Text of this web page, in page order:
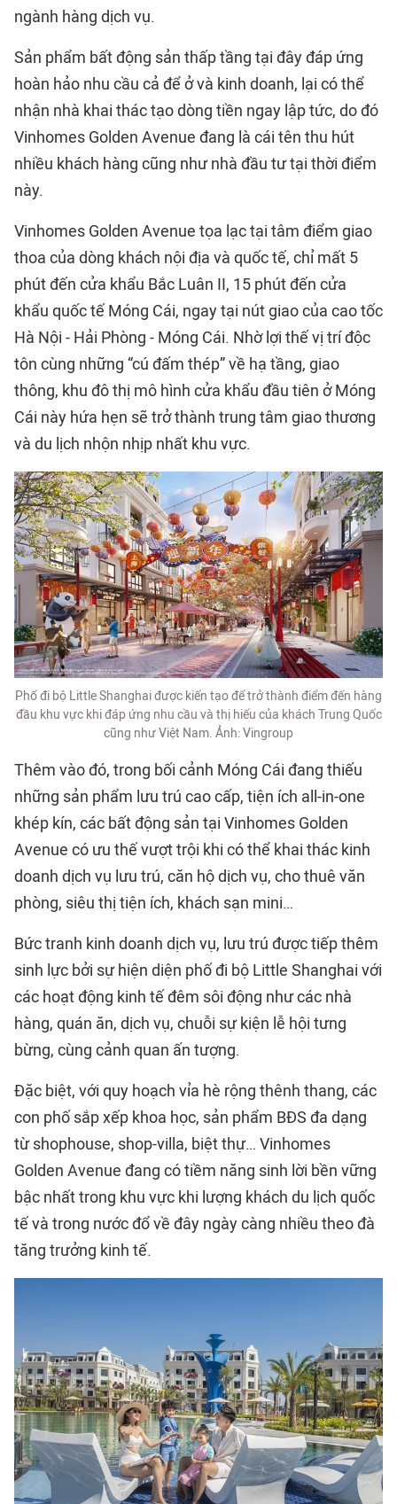
ngành hàng dịch vụ.
Sản phẩm bất động sản thấp tầng tại đây đáp ứng
hoàn hảo nhu cầu cả để ở và kinh doanh, lại có thể
nhận nhà khai thác tạo dòng tiền ngay lập tức, do đó
Vinhomes Golden Avenue đang là cái tên thu hút
nhiều khách hàng cũng như nhà đầu tư tại thời điểm
này.
Vinhomes Golden Avenue tọa lạc tại tâm điểm giao
thoa của dòng khách nội địa và quốc tế, chỉ mất 5
phút đến cửa khẩu Bắc Luân II, 15 phút đến cửa
khẩu quốc tế Móng Cái, ngay tại nút giao của cao tốc
Hà Nội - Hải Phòng - Móng Cái. Nhờ lợi thế vị trí độc
tôn cùng những “cú đấm thép” về hạ tầng, giao
thông, khu đô thị mô hình cửa khẩu đầu tiên ở Móng
Cái này hứa hẹn sẽ trở thành trung tâm giao thương
và du lịch nhộn nhịp nhất khu vực.
Phố đi bộ Little Shanghai được kiến tạo để trở thành điểm đến hàng
đầu khu vực khi đáp ứng nhu cầu và thị hiếu của khách Trung Quốc
cũng như Việt Nam. Ảnh: Vingroup
Thêm vào đó, trong bối cảnh Móng Cái đang thiếu
những sản phẩm lưu trú cao cấp, tiện ích all-in-one
khép kín, các bất động sản tại Vinhomes Golden
Avenue có ưu thế vượt trội khi có thể khai thác kinh
doanh dịch vụ lưu trú, căn hộ dịch vụ, cho thuê văn
phòng, siêu thị tiện ích, khách sạn mini…
Bức tranh kinh doanh dịch vụ, lưu trú được tiếp thêm
sinh lực bởi sự hiện diện phố đi bộ Little Shanghai với
các hoạt động kinh tế đêm sôi động như các nhà
hàng, quán ăn, dịch vụ, chuỗi sự kiện lễ hội tưng
bừng, cùng cảnh quan ấn tượng.
Đặc biệt, với quy hoạch vỉa hè rộng thênh thang, các
con phố sắp xếp khoa học, sản phẩm BĐS đa dạng
từ shophouse, shop-villa, biệt thự… Vinhomes
Golden Avenue đang có tiềm năng sinh lời bền vững
bậc nhất trong khu vực khi lượng khách du lịch quốc
tế và trong nước đổ về đây ngày càng nhiều theo đà
tăng trưởng kinh tế.